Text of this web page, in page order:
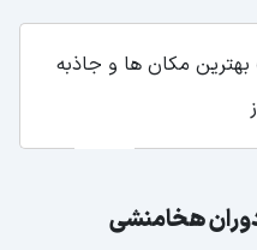
مکان ها و جاذبه
دوران هخامنشی